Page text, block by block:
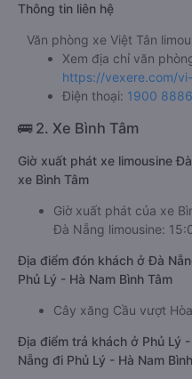
Thông tin liên hệ
Văn phòng xe Việt Tân
Xem địa chỉ văn
https://vexere.com/
Điện thoại: 1900
🚌 2. Xe Bình Tâm
Giờ xuất phát xe limousine
xe Bình Tâm
Giờ xuất phát của xe
Đà Nẵng limousine:
Địa điểm đón khách ở Đà
Phủ Lý - Hà Nam Bình Tâm
Cây xăng Cầu vượt
Địa điểm trả khách ở Phủ Lý
Nẵng đi Phủ Lý - Hà Nam